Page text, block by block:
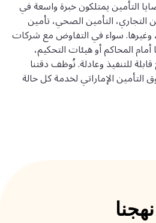
يمتلكون خبرة واسعة في
التجاري، التأمين الصحي، تأمين
وغيرها. سواء في التفاوض مع شركات
المحاكم أو هيئات التحكيم،
للتنفيذ وعادلة. نُوظف دقتنا
التأمين الإماراتي لخدمة كل حالة
نهجنا